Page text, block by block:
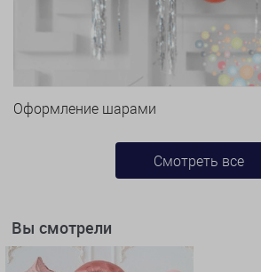
Оформление шарами
Смотреть все
Вы смотрели